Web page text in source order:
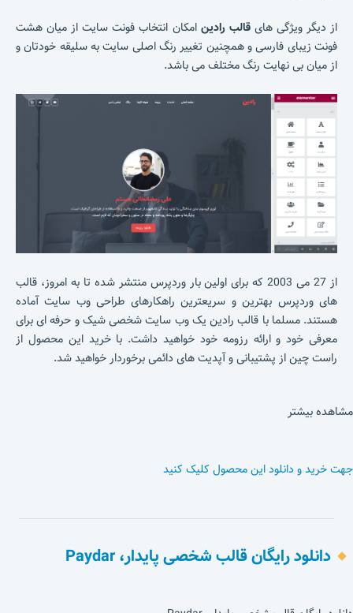
از دیگر ویژگی هایقالب رادین امکان انتخاب فونت سایت از میان هشت
فونت زیبای فارسی و همچنین تغییر رنگ اصلی سایت به سلیقه خودتان و
از میان بی نهایت رنگ مختلف می باشد.
از 27 می 2003 که برای اولین بار وردپرس منتشر شده تا به امروز، قالب
های وردپرس بهترین و سریعترین راهکارهای طراحی وب سایت آماده
هستند. مسلما با قالب رادین یک وب سایت شخصی شیک و حرفه ای برای
معرفی خود و ارائه رزومه خود خواهید داشت. با خرید این محصول از
راست چین از پشتیبانی و آپدیت های دائمی برخوردار خواهید شد.
مشاهده بیشتر
جهت خرید و دانلود این محصول کلیک کنید
دانلود رایگان قالب شخصی پایدار، Paydar